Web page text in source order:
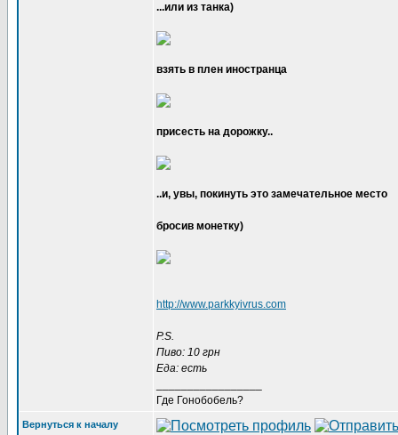
...или из танка)
взять в плен иностранца
присесть на дорожку..
..и, увы, покинуть это замечательное место
бросив монетку)
http://www.parkkyivrus.com
P.S.
Пиво: 10 грн
Еда: есть
Где Гонобобель?
Вернуться к началу